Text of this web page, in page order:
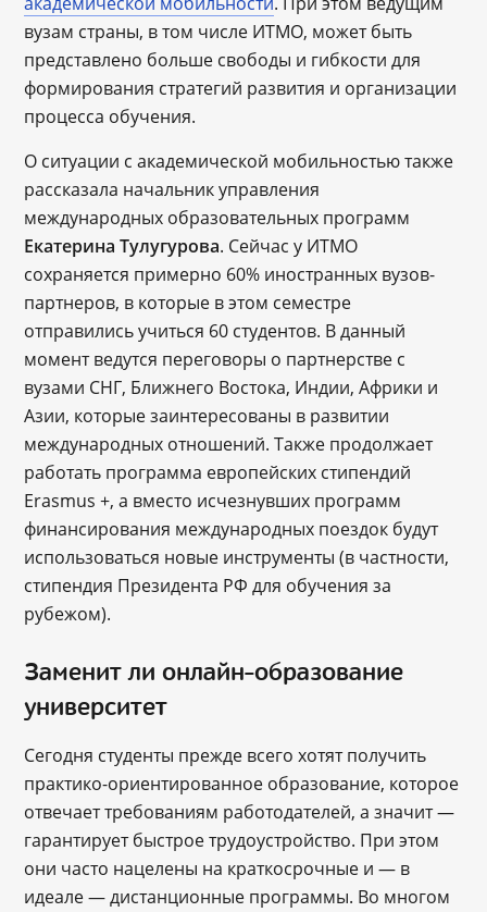
вузам страны, в том числе ИТМО, может быть
представлено больше свободы и гибкости для
формирования стратегий развития и организации
процесса обучения.
О ситуации с академической мобильностью также
рассказала начальник управления
международных образовательных программ
Екатерина Тулугурова. Сейчас у ИТМО
сохраняется примерно 60% иностранных вузов-
партнеров, в которые в этом семестре
отправились учиться 60 студентов. В данный
момент ведутся переговоры о партнерстве с
вузами СНГ, Ближнего Востока, Индии, Африки и
Азии, которые заинтересованы в развитии
международных отношений. Также продолжает
работать программа европейских стипендий
Erasmus +, а вместо исчезнувших программ
финансирования международных поездок будут
использоваться новые инструменты (в частности,
стипендия Президента РФ для обучения за
рубежом).
Заменит ли онлайн-образование
университет
Сегодня студенты прежде всего хотят получить
практико-ориентированное образование, которое
отвечает требованиям работодателей, а значит ―
гарантирует быстрое трудоустройство. При этом
они часто нацелены на краткосрочные и ― в
идеале ― дистанционные программы. Во многом